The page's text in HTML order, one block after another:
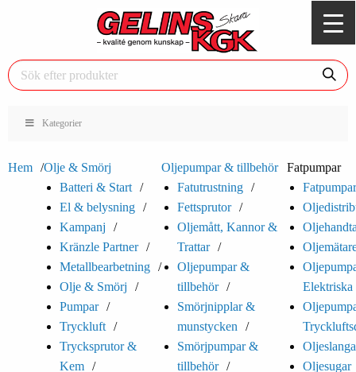
Kategorier
Hem
Olje & Smörj
Batteri & Start
El & belysning
Kampanj
Kränzle Partner
Metallbearbetning
Olje & Smörj
Pumpar
Tryckluft
Trycksprutor &
Kem
Oljepumpar & tillbehör
Fatutrustning
Fettsprutor
Oljemått, Kannor &
Trattar
Oljepumpar &
tillbehör
Smörjnipplar &
munstycken
Smörjpumpar &
tillbehör
Fatpumpar
Fatpumpar
Elektriska
Oljesugar